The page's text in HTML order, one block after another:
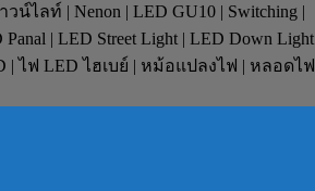
ไลท์ | Nenon | LED GU10 | Switching |
| LED Street Light | LED Down Light
| ไฟ LED ไฮเบย์ | หม้อแปลงไฟ | หลอดไฟ